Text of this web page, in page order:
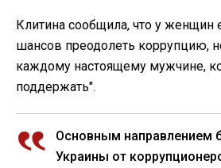
Клитина сообщила, что у женщин
шансов преодолеть коррупцию,
каждому настоящему мужчине,
поддержать".
Основным направлением
Украины от